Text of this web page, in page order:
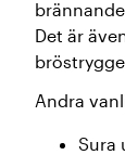
Det är
Andra
Sura